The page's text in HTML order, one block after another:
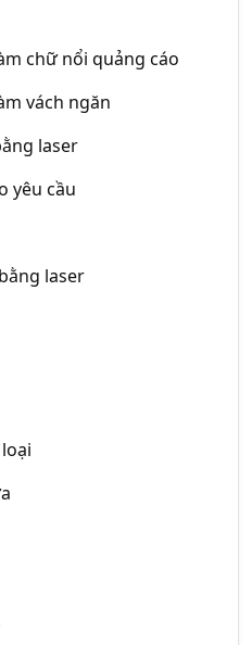
chữ nổi quảng cáo
vách ngăn
laser
yêu cầu
laser